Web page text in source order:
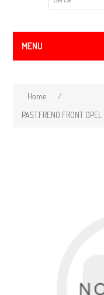
MENU
Home
/
PAST.FRENO FRONT OPEL